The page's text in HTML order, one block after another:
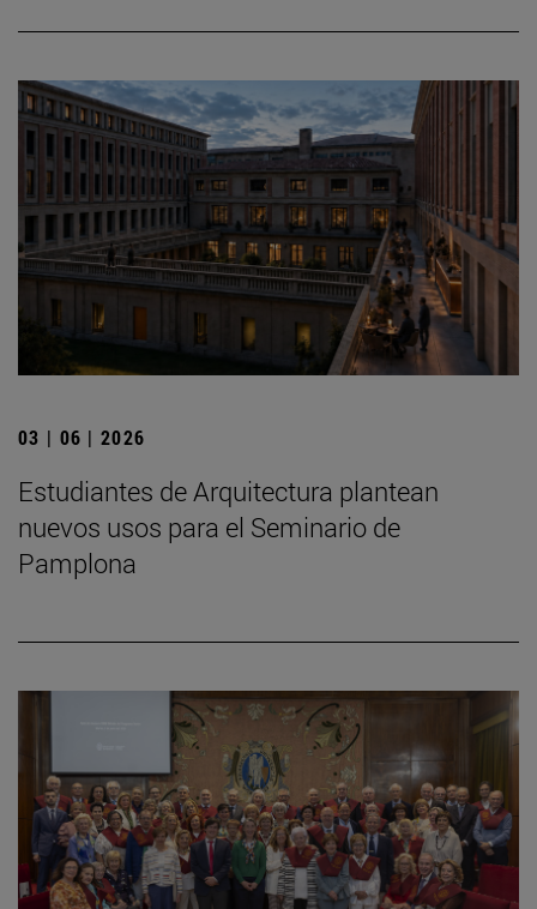
03 | 06 | 2026
Estudiantes de Arquitectura plantean
nuevos usos para el Seminario de
Pamplona